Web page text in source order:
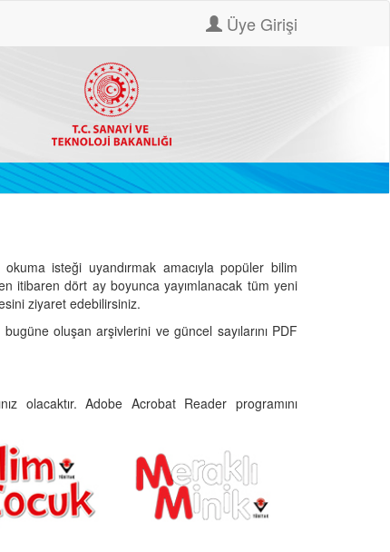
Üye Girişi
isteği uyandırmak amacıyla popüler bilim
itibaren dört ay boyunca yayımlanacak tüm yeni
ziyaret edebilirsiniz.
oluşan arşivlerini ve güncel sayılarını PDF
olacaktır. Adobe Acrobat Reader programını